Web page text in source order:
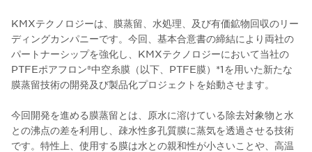
KMXテクノロジーは、膜蒸留、水処理、及び有価鉱物回収のリー
ディングカンパニーです。今回、基本合意書の締結により両社の
パートナーシップを強化し、KMXテクノロジーにおいて当社の
PTFEポアフロン®中空糸膜（以下、PTFE膜）*1を用いた新たな
膜蒸留技術の開発及び製品化プロジェクトを始動させます。
今回開発を進める膜蒸留とは、原水に溶けている除去対象物と水
との沸点の差を利用し、疎水性多孔質膜に蒸気を透過させる技術
です。特性上、使用する膜は水との親和性が小さいことや、高温